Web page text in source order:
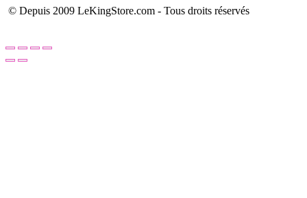
© Depuis 2009 LeKingStore.com - Tous droits réservés